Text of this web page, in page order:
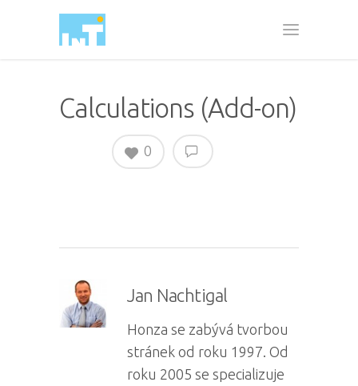
Calculations (Add-on)
0
Jan Nachtigal
Honza se zabývá tvorbou
stránek od roku 1997. Od
roku 2005 se specializuje